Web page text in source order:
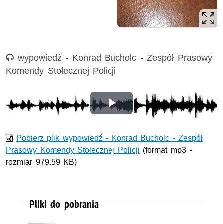
Nagranie audio
wypowiedź - Konrad Bucholc - Zespół Prasowy
Komendy Stołecznej Policji
Odtwórz
wideo
Pobierz plik wypowiedź - Konrad Bucholc - Zespół
Prasowy Komendy Stołecznej Policji (format mp3 -
rozmiar 979.59 KB)
Pliki do pobrania